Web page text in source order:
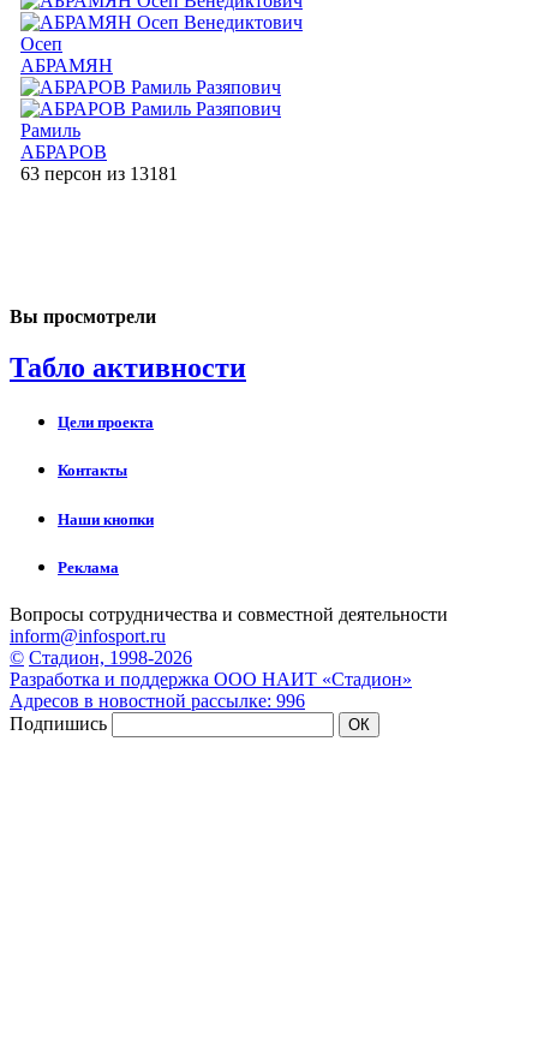
Осеп
АБРАМЯН
Рамиль
АБРАРОВ
63 персон из 13181
Вы просмотрели
Табло активности
Цели проекта
Контакты
Наши кнопки
Реклама
Вопросы сотрудничества и совместной деятельности
inform@infosport.ru
© Стадион, 1998-2026
Разработка и поддержка ООО НАИТ «Стадион»
Адресов в новостной рассылке: 996
Подпишись